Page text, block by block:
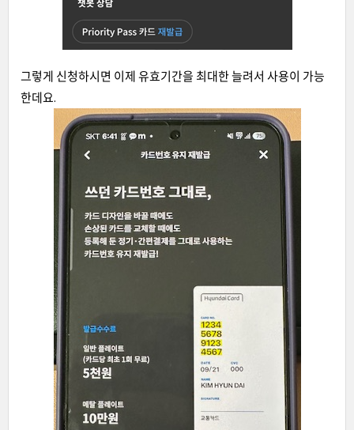
그렇게 신청하시면 이제 유효기간을 최대한 늘려서 사용이 가능
한데요.